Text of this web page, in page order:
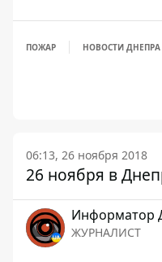
ПОЖАР НОВОСТИ ДНЕПРА
06:13, 26 ноября 2018
26 ноября в
Информатор
ЖУРНАЛИСТ